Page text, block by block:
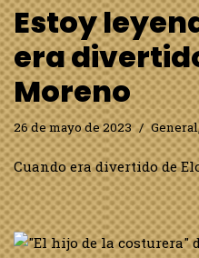
Estoy
era
Moreno
26 de mayo de 2023 General
Cuando era divertido de